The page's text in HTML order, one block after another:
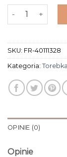
ilość torebka
SKU: FR-40111328
Kategoria:
OPINIE (0)
Opinie